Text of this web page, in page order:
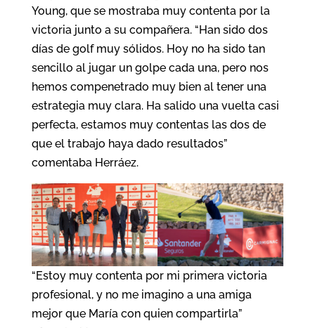
Young, que se mostraba muy contenta por la
victoria junto a su compañera. “Han sido dos
días de golf muy sólidos. Hoy no ha sido tan
sencillo al jugar un golpe cada una, pero nos
hemos compenetrado muy bien al tener una
estrategia muy clara. Ha salido una vuelta casi
perfecta, estamos muy contentas las dos de
que el trabajo haya dado resultados”
comentaba Herráez.
“Estoy muy contenta por mi primera victoria
profesional, y no me imagino a una amiga
mejor que María con quien compartirla”